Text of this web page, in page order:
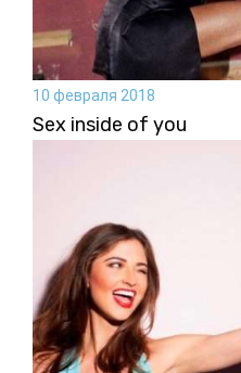
10 февраля 2018
Sex inside of you